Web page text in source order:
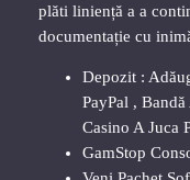
plăti liniență a a
documentație cu
Depozit :
PayPal ,
Casino A Juca
GamStop